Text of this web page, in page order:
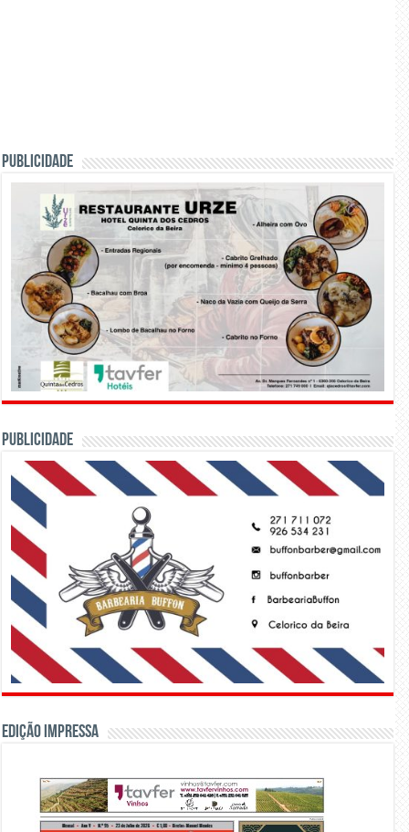
PUBLICIDADE
PUBLICIDADE
Edição Impressa